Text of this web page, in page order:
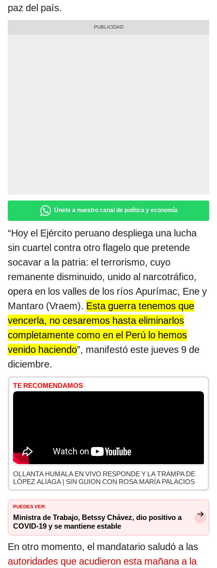
paz del país.
Únete a nuestro canal de política y economía
“Hoy el Ejército peruano despliega una lucha
sin cuartel contra otro flagelo que pretende
socavar a la patria: el terrorismo, cuyo
remanente disminuido, unido al narcotráfico,
opera en los valles de los ríos Apurímac, Ene y
Mantaro (Vraem). Esta guerra tenemos que
vencerla, no cesaremos hasta eliminarlos
completamente como en el Perú lo hemos
venido haciendo”, manifestó este jueves 9 de
diciembre.
TE RECOMENDAMOS
OLLANTA HUMALA EN VIVO RESPONDE Y LA TRAMPA DE
LÓPEZ ALIAGA | SIN GUION CON ROSA MARÍA PALACIOS
PUEDES VER:
Ministra de Trabajo, Betssy Chávez, dio positivo a
COVID-19 y se mantiene estable
En otro momento, el mandatario saludó a las
autoridades que acudieron esta mañana a la